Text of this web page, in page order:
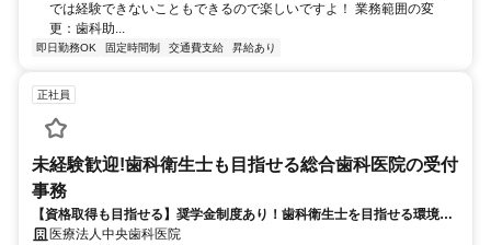
では経験できないこともできるので楽しいですよ！ 業務範囲の変
更：歯科助...
即日勤務OK 固定時間制 交通費支給 昇給あり
正社員
未経験歓迎!歯科衛生士も目指せる総合歯科医院の受付
事務
【資格取得も目指せる】奨学金制度あり！歯科衛生士を目指せる環境で
働いてみませんか？
医療法人中央歯科医院